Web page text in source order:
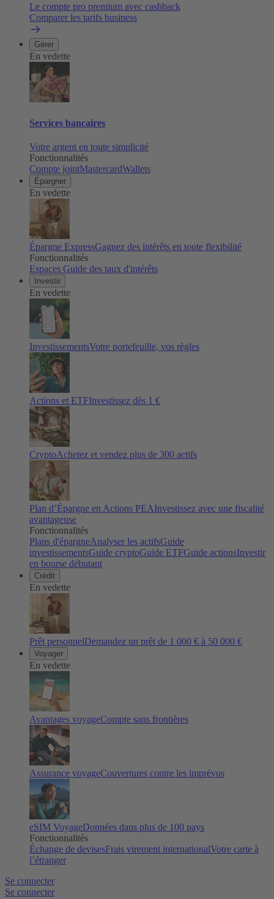
Le compte pro premium avec cashback
Comparer les tarifs business
Gérer
En vedette
Services bancaires
Votre argent en toute simplicité
Fonctionnalités
Compte jointMastercardWallets
Épargner
En vedette
Épargne ExpressGagnez des intérêts en toute flexibilité
Fonctionnalités
Espaces Guide des taux d'intérêts
Investir
En vedette
InvestissementsVotre portefeuille, vos règles
Actions et ETFInvestissez dès 1 €
CryptoAchetez et vendez plus de 300 actifs
Plan d’Épargne en Actions PEAInvestissez avec une fiscalité
avantageuse
Fonctionnalités
Plans d'épargneAnalyser les actifsGuide
investissementsGuide cryptoGuide ETFGuide actionsInvestir
en bourse débutant
Crédit
En vedette
Prêt personnelDemandez un prêt de 1 000 € à 50 000 €
Voyager
En vedette
Avantages voyageCompte sans frontières
Assurance voyageCouvertures contre les imprévus
eSIM VoyageDonnées dans plus de 100 pays
Fonctionnalités
Échange de devisesFrais virement internationalVotre carte à
l’étranger
Se connecter
Se connecter